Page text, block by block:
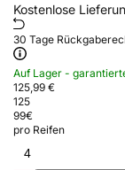
Kostenlose
30 Tage
Auf Lager -
125,99 €
125
99€
pro Reifen
4